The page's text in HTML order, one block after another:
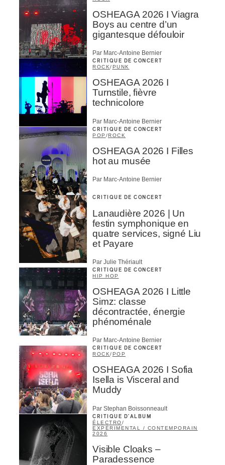
OSHEAGA 2026 I Viagra
Boys au centre d’un
gigantesque défouloir
Par Marc-Antoine Bernier
CRITIQUE DE CONCERT
ROCK/PUNK
OSHEAGA 2026 I
Turnstile, fièvre
technicolore
Par Marc-Antoine Bernier
CRITIQUE DE CONCERT
POP /ROCK
OSHEAGA 2026 I Filles
hot au musée
Par Marc-Antoine Bernier
CRITIQUE DE CONCERT
Lanaudière 2026 | Un
festin symphonique en
quatre services, signé Liu
et Payare
Par Julie Thériault
CRITIQUE DE CONCERT
HIP HOP
OSHEAGA 2026 I Little
Simz: classe
décontractée, énergie
phénoménale
Par Marc-Antoine Bernier
CRITIQUE DE CONCERT
ROCK/ POP
OSHEAGA 2026 I Sofia
Isella is Visceral and
Muddy
Par Stephan Boissonneault
CRITIQUE D'ALBUM
ÉLECTRO/
EXPÉRIMENTAL / CONTEMPORAIN
2026
Visible Cloaks –
Paradessence